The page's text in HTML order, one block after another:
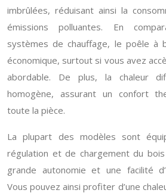
imbrûlées, réduisant ainsi la
émissions polluantes. En
systèmes de chauffage, le poêle à
économique, surtout si vous avez
abordable. De plus, la chaleur
homogène, assurant un confort
toute la pièce.
La plupart des modèles sont
régulation et de chargement du
grande autonomie et une facilité
Vous pouvez ainsi profiter d’une